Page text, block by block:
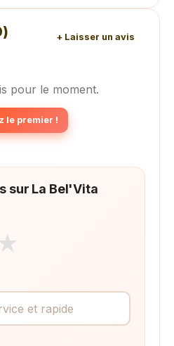
+ Laisser un avis
pour le moment.
le premier !
sur La Bel'Vita